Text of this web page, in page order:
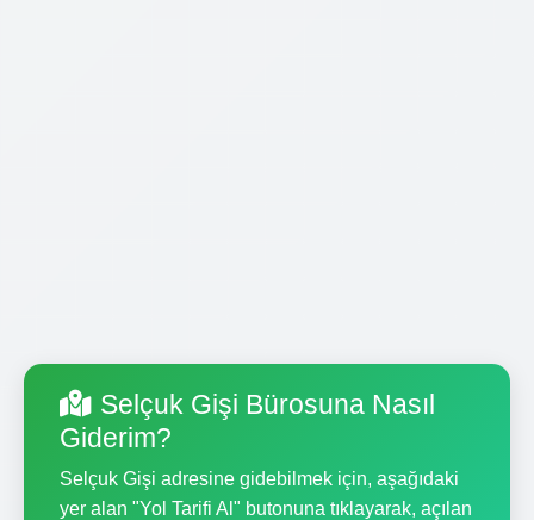
Selçuk Gişi Bürosuna Nasıl
Giderim?
Selçuk Gişi adresine gidebilmek için, aşağıdaki
yer alan "Yol Tarifi Al" butonuna tıklayarak, açılan